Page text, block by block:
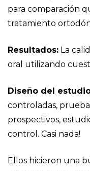
para comparación
tratamiento
Resultados: La
oral utilizando
Diseño del
controladas,
prospectivos,
control. Casi nada!
Ellos hicieron una